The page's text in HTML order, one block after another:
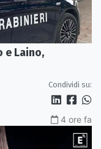
e Laino,
Condividi su:
4 ore fa